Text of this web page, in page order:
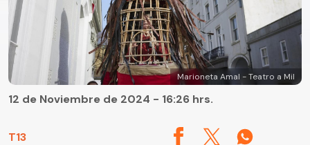
Marioneta Amal - Teatro a Mil
T13
12 de Noviembre de 2024 - 16:26 hrs.